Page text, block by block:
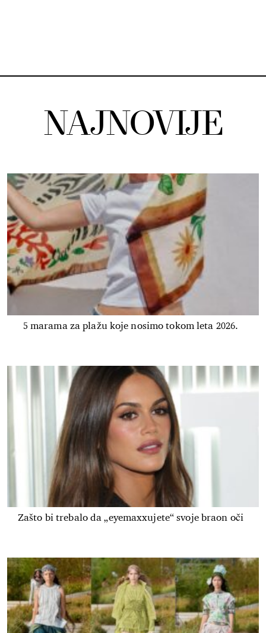
NAJNOVIJE
5 marama za plažu koje nosimo tokom leta 2026.
Zašto bi trebalo da „eyemaxxujete“ svoje braon oči